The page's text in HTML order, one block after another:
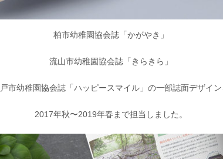
柏市幼稚園協会誌「かがやき」
流山市幼稚園協会誌「きらきら」
市幼稚園協会誌「ハッピースマイル」の一部誌面デザイン
2017年秋〜2019年春まで担当しました。